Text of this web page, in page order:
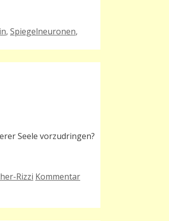
, Spiegelneuronen,
Seele vorzudringen?
Rizzi Kommentar